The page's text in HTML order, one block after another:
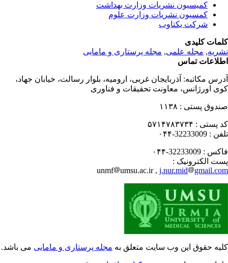
کمیسیون نشریات وزارت بهداشت
کمسیون نشریات وزارت علوم
شرکت یکتاوب
کلیدی
,مجله علمی, مجله پرستاری و مامایی
تماس
مکاتبه:آذربایجان غربی، ارومیه، بلوار رسالت، خیابان جهاد،
اورژانس، معاونت تحقیقات و فناوری
پستی : ۱۱۳۸
پستی : ۵۷۱۴۷۸۳۷۳۴
: 32233009-۰۴۴
: 32233009-۰۴۴
الکترونیک :
unmf
umsu.ac.ir ,j.nur.mid
حقوق این وب سایت متعلق بهمجله پرستاری و ماماییمی باشد.